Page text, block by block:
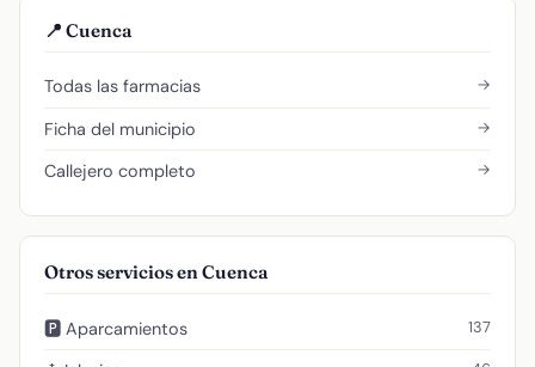
📍 Cuenca
Todas las farmacias →
Ficha del municipio →
Callejero completo →
Otros servicios en Cuenca
🅿️ Aparcamientos 137